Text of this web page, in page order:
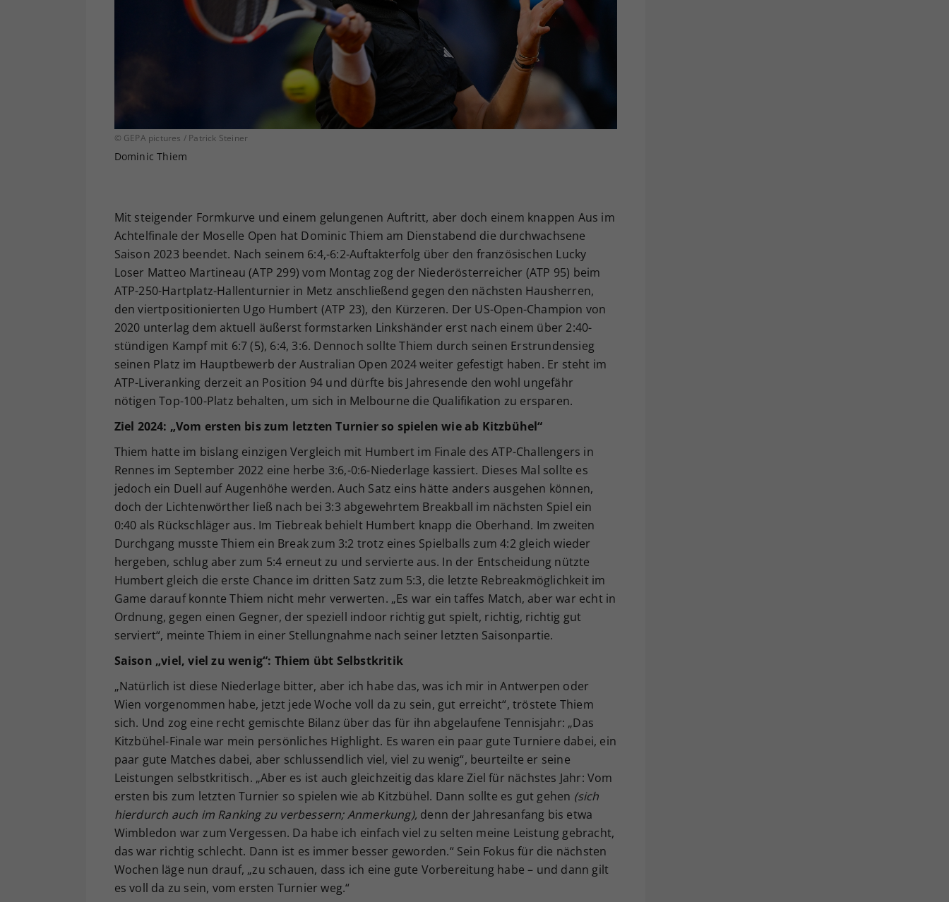
© GEPA pictures / Patrick Steiner
Dominic Thiem
Mit steigender Formkurve und einem gelungenen Auftritt, aber doch einem knappen Aus im
Achtelfinale der Moselle Open hat Dominic Thiem am Dienstabend die durchwachsene
Saison 2023 beendet. Nach seinem 6:4,-6:2-Auftakterfolg über den französischen Lucky
Loser Matteo Martineau (ATP 299) vom Montag zog der Niederösterreicher (ATP 95) beim
ATP-250-Hartplatz-Hallenturnier in Metz anschließend gegen den nächsten Hausherren,
den viertpositionierten Ugo Humbert (ATP 23), den Kürzeren. Der US-Open-Champion von
2020 unterlag dem aktuell äußerst formstarken Linkshänder erst nach einem über 2:40-
stündigen Kampf mit 6:7 (5), 6:4, 3:6. Dennoch sollte Thiem durch seinen Erstrundensieg
seinen Platz im Hauptbewerb der Australian Open 2024 weiter gefestigt haben. Er steht im
ATP-Liveranking derzeit an Position 94 und dürfte bis Jahresende den wohl ungefähr
nötigen Top-100-Platz behalten, um sich in Melbourne die Qualifikation zu ersparen.
Ziel 2024: „Vom ersten bis zum letzten Turnier so spielen wie ab Kitzbühel“
Thiem hatte im bislang einzigen Vergleich mit Humbert im Finale des ATP-Challengers in
Rennes im September 2022 eine herbe 3:6,-0:6-Niederlage kassiert. Dieses Mal sollte es
jedoch ein Duell auf Augenhöhe werden. Auch Satz eins hätte anders ausgehen können,
doch der Lichtenwörther ließ nach bei 3:3 abgewehrtem Breakball im nächsten Spiel ein
0:40 als Rückschläger aus. Im Tiebreak behielt Humbert knapp die Oberhand. Im zweiten
Durchgang musste Thiem ein Break zum 3:2 trotz eines Spielballs zum 4:2 gleich wieder
hergeben, schlug aber zum 5:4 erneut zu und servierte aus. In der Entscheidung nützte
Humbert gleich die erste Chance im dritten Satz zum 5:3, die letzte Rebreakmöglichkeit im
Game darauf konnte Thiem nicht mehr verwerten. „Es war ein taffes Match, aber war echt in
Ordnung, gegen einen Gegner, der speziell indoor richtig gut spielt, richtig, richtig gut
serviert“, meinte Thiem in einer Stellungnahme nach seiner letzten Saisonpartie.
Saison „viel, viel zu wenig“: Thiem übt Selbstkritik
„Natürlich ist diese Niederlage bitter, aber ich habe das, was ich mir in Antwerpen oder
Wien vorgenommen habe, jetzt jede Woche voll da zu sein, gut erreicht“, tröstete Thiem
sich. Und zog eine recht gemischte Bilanz über das für ihn abgelaufene Tennisjahr: „Das
Kitzbühel-Finale war mein persönliches Highlight. Es waren ein paar gute Turniere dabei, ein
paar gute Matches dabei, aber schlussendlich viel, viel zu wenig“, beurteilte er seine
Leistungen selbstkritisch. „Aber es ist auch gleichzeitig das klare Ziel für nächstes Jahr: Vom
ersten bis zum letzten Turnier so spielen wie ab Kitzbühel. Dann sollte es gut gehen (sich
hierdurch auch im Ranking zu verbessern; Anmerkung), denn der Jahresanfang bis etwa
Wimbledon war zum Vergessen. Da habe ich einfach viel zu selten meine Leistung gebracht,
das war richtig schlecht. Dann ist es immer besser geworden.“ Sein Fokus für die nächsten
Wochen läge nun drauf, „zu schauen, dass ich eine gute Vorbereitung habe – und dann gilt
es voll da zu sein, vom ersten Turnier weg.“
Ihrer vorgenommen Einstellungen, falls der
Webseiten-Betreiber dies eingestellt hat.